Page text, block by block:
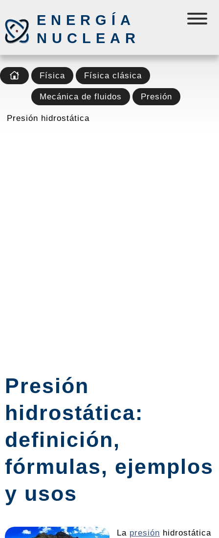
ENERGÍA
NUCLEAR
Física Física clásica
Mecánica de fluidos Presión
Presión hidrostática
Presión
hidrostática:
definición,
fórmulas, ejemplos
y usos
La presión hidrostática